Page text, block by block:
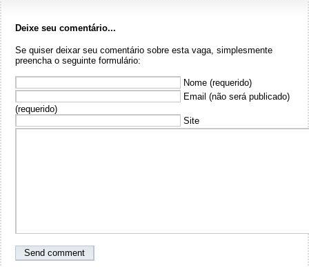
Deixe seu comentário...
Se quiser deixar seu comentário sobre esta vaga, simplesmente
preencha o seguinte formulário:
Nome (requerido)
Email (não será publicado)
(requerido)
Site